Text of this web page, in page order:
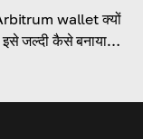
wallet क्यों
इसे जल्दी कैसे बनाया